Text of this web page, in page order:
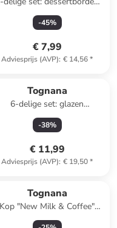
lichtroze/wit - Ø 19 cm
-45%
€ 7,99
Adviesprijs (AVP): € 14,56*
Tognana
6-delige set: glazen
''Ottoman'' - 345 ml
-38%
€ 11,99
Adviesprijs (AVP): € 19,50*
Tognana
Kop "New Milk & Coffee"
crème/zwart - 450 ml